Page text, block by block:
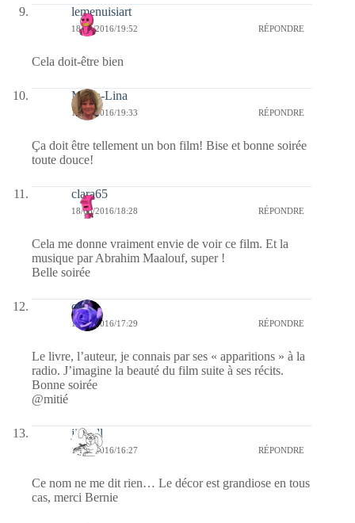
lemenuisiart
18/05/2016/19:52 RÉPONDRE
Cela doit-être bien
Maria-Lina
18/05/2016/19:33 RÉPONDRE
Ça doit être tellement un bon film! Bise et bonne soirée
toute douce!
clara65
18/05/2016/18:28 RÉPONDRE
Cela me donne vraiment envie de voir ce film. Et la
musique par Abrahim Maalouf, super !
Belle soirée
covix
18/05/2016/17:29 RÉPONDRE
Le livre, l’auteur, je connais par ses « apparitions » à la
radio. J’imagine la beauté du film suite à ses récits.
Bonne soirée
@mitié
jill bill
18/05/2016/16:27 RÉPONDRE
Ce nom ne me dit rien… Le décor est grandiose en tous
cas, merci Bernie